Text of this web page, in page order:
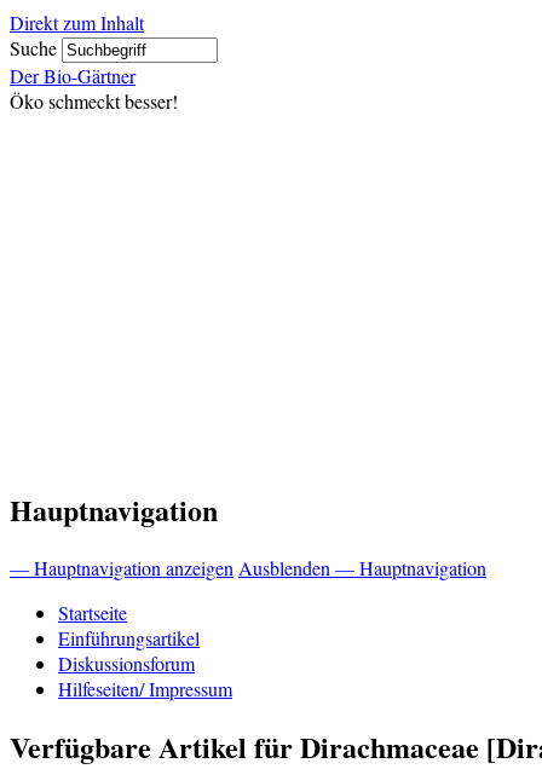
Direkt zum Inhalt
Suche
Der Bio-Gärtner
Öko schmeckt besser!
Hauptnavigation
— Hauptnavigation anzeigen Ausblenden — Hauptnavigation
Startseite
Einführungsartikel
Diskussionsforum
Hilfeseiten/ Impressum
Verfügbare Artikel für Dirachmaceae